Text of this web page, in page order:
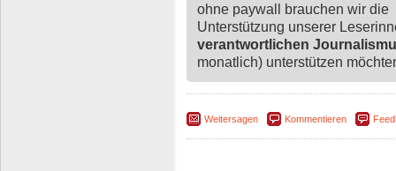
ohne paywall brauchen wir die
Unterstützung unserer
verantwortlichen
monatlich) unterstützen
Weitersagen Kommentieren